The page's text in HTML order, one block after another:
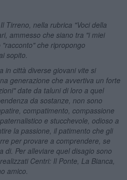
Tirreno, nella rubrica "Voci della
ammesso che siano tra "i miei
che ripropongo
sopito.
in città diverse giovani vite si
generazione che avvertiva un forte
date da taluni di loro a quel
da sostanze, non sono
compatimento, compassione
e stucchevole, odioso a
la passione, il patimento che gli
per provare a comprendere, se
di. Per alleviare quel disagio sono
Centri: Il Ponte, La Bianca,
amico.